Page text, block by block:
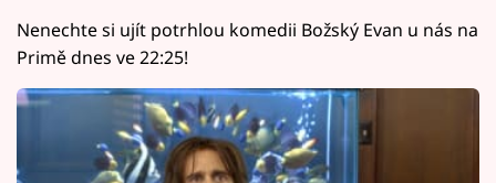
Nenechte si ujít potrhlou komedii Božský Evan u nás na
Primě dnes ve 22:25!